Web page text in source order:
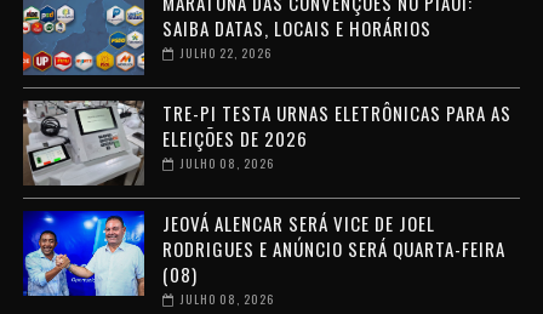
SAIBA DATAS, LOCAIS E HORÁRIOS
JULHO 22, 2026
TRE-PI TESTA URNAS ELETRÔNICAS PARA AS
ELEIÇÕES DE 2026
JULHO 08, 2026
JEOVÁ ALENCAR SERÁ VICE DE JOEL
RODRIGUES E ANÚNCIO SERÁ QUARTA-FEIRA
(08)
JULHO 08, 2026